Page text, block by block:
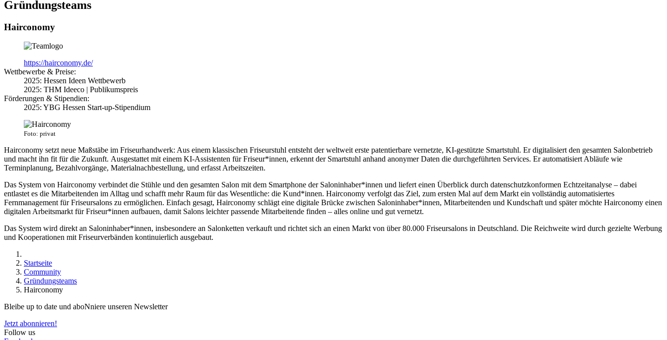
Gründungsteams
Hairconomy
https://hairconomy.de/
Wettbewerbe & Preise:
2025: Hessen Ideen Wettbewerb
2025: THM Ideeco | Publikumspreis
Förderungen & Stipendien:
2025: YBG Hessen Start-up-Stipendium
Foto: privat
Hairconomy setzt neue Maßstäbe im Friseurhandwerk: Aus einem klassischen Friseurstuhl entsteht der weltweit erste patentierbare vernetzte, KI-gestützte Smartstuhl. Er digitalisiert den gesamten Salonbetrieb
und macht ihn fit für die Zukunft. Ausgestattet mit einem KI-Assistenten für Friseur*innen, erkennt der Smartstuhl anhand anonymer Daten die durchgeführten Services. Er automatisiert Abläufe wie
Terminplanung, Bezahlvorgänge, Materialnachbestellung, und erfasst Arbeitszeiten.
Das System von Hairconomy verbindet die Stühle und den gesamten Salon mit dem Smartphone der Saloninhaber*innen und liefert einen Überblick durch datenschutzkonformen Echtzeitanalyse – dabei
entlastet es die Mitarbeitenden im Alltag und schafft mehr Raum für das Wesentliche: die Kund*innen. Hairconomy verfolgt das Ziel, zum ersten Mal auf dem Markt ein vollständig automatisiertes
Fernmanagement für Friseursalons zu ermöglichen. Einfach gesagt, Hairconomy schlägt eine digitale Brücke zwischen Saloninhaber*innen, Mitarbeitenden und Kundschaft und später möchte Hairconomy einen
digitalen Arbeitsmarkt für Friseur*innen aufbauen, damit Salons leichter passende Mitarbeitende finden – alles online und gut vernetzt.
Das System wird direkt an Saloninhaber*innen, insbesondere an Salonketten verkauft und richtet sich an einen Markt von über 80.000 Friseursalons in Deutschland. Die Reichweite wird durch gezielte Werbung
und Kooperationen mit Friseurverbänden kontinuierlich ausgebaut.
Startseite
Community
Gründungsteams
Hairconomy
Bleibe up to date und aboNniere unseren Newsletter
Jetzt abonnieren!
Follow us